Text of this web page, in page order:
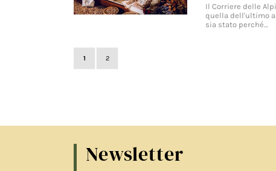
Il Corriere delle
quella dell'ultimo
sia stato perché…
1 2
Newsletter